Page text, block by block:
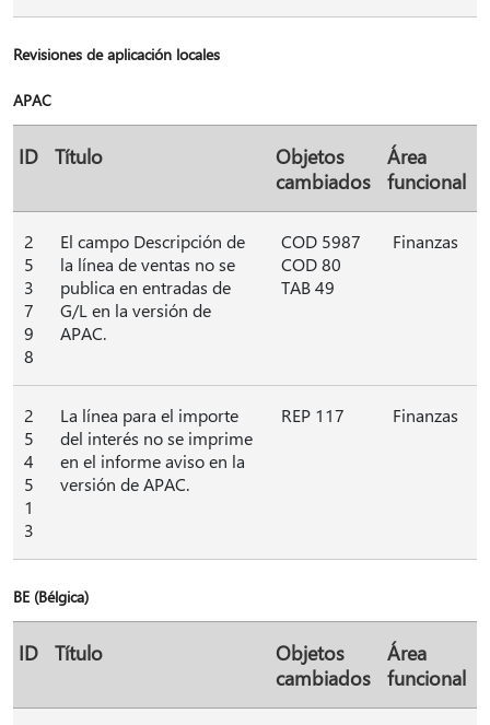
Revisiones de aplicación locales
APAC
ID Título
Objetos
cambiados
Área
funcional
2
5
3
7
9
8
El campo Descripción de
la línea de ventas no se
publica en entradas de
G/L en la versión de
APAC.
COD 5987
COD 80
TAB 49
Finanzas
2
5
4
5
1
3
La línea para el importe
del interés no se imprime
en el informe aviso en la
versión de APAC.
REP 117 Finanzas
BE (Bélgica)
ID Título
Objetos
cambiados
Área
funcional